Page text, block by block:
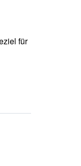
für